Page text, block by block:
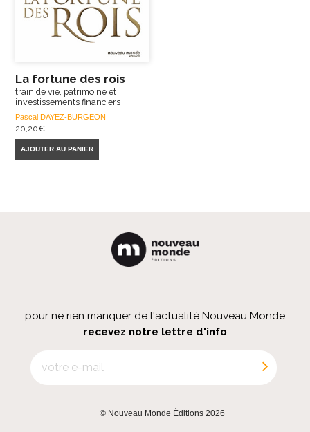
La fortune des rois
train de vie, patrimoine et
investissements financiers
Pascal DAYEZ-BURGEON
20,20€
AJOUTER AU PANIER
pour ne rien manquer de l'actualité Nouveau Monde
recevez notre lettre d'info
© Nouveau Monde Éditions 2026